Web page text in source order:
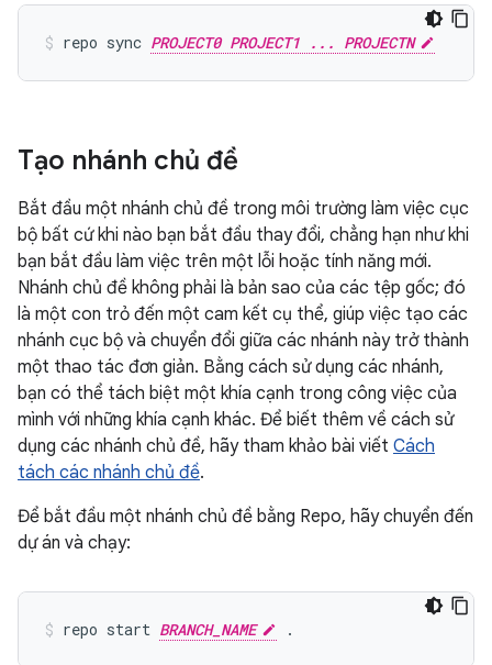
repo sync PROJECT0 PROJECT1 ... PROJECTN
Tạo nhánh chủ đề
Bắt đầu một nhánh chủ đề trong môi trường làm việc cục
bộ bất cứ khi nào bạn bắt đầu thay đổi, chẳng hạn như khi
bạn bắt đầu làm việc trên một lỗi hoặc tính năng mới.
Nhánh chủ đề không phải là bản sao của các tệp gốc; đó
là một con trỏ đến một cam kết cụ thể, giúp việc tạo các
nhánh cục bộ và chuyển đổi giữa các nhánh này trở thành
một thao tác đơn giản. Bằng cách sử dụng các nhánh,
bạn có thể tách biệt một khía cạnh trong công việc của
mình với những khía cạnh khác. Để biết thêm về cách sử
dụng các nhánh chủ đề, hãy tham khảo bài viết Cách
tách các nhánh chủ đề.
Để bắt đầu một nhánh chủ đề bằng Repo, hãy chuyển đến
dự án và chạy:
repo start BRANCH_NAME